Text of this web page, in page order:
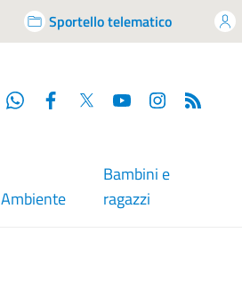
Sportello telematico
WhatsappFacebook
Twitter YouTube
Ambiente
Bambini e
ragazzi